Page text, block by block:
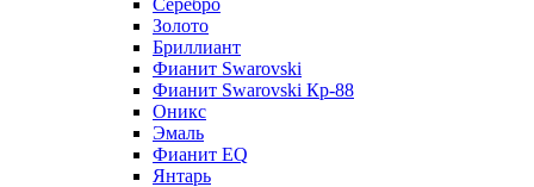
Серебро
Золото
Бриллиант
Фианит Swarovski
Фианит Swarovski Кр-88
Оникс
Эмаль
Фианит EQ
Янтарь